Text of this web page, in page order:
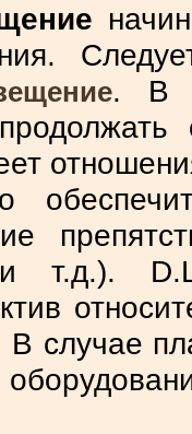
. В
т.д.).
В случае